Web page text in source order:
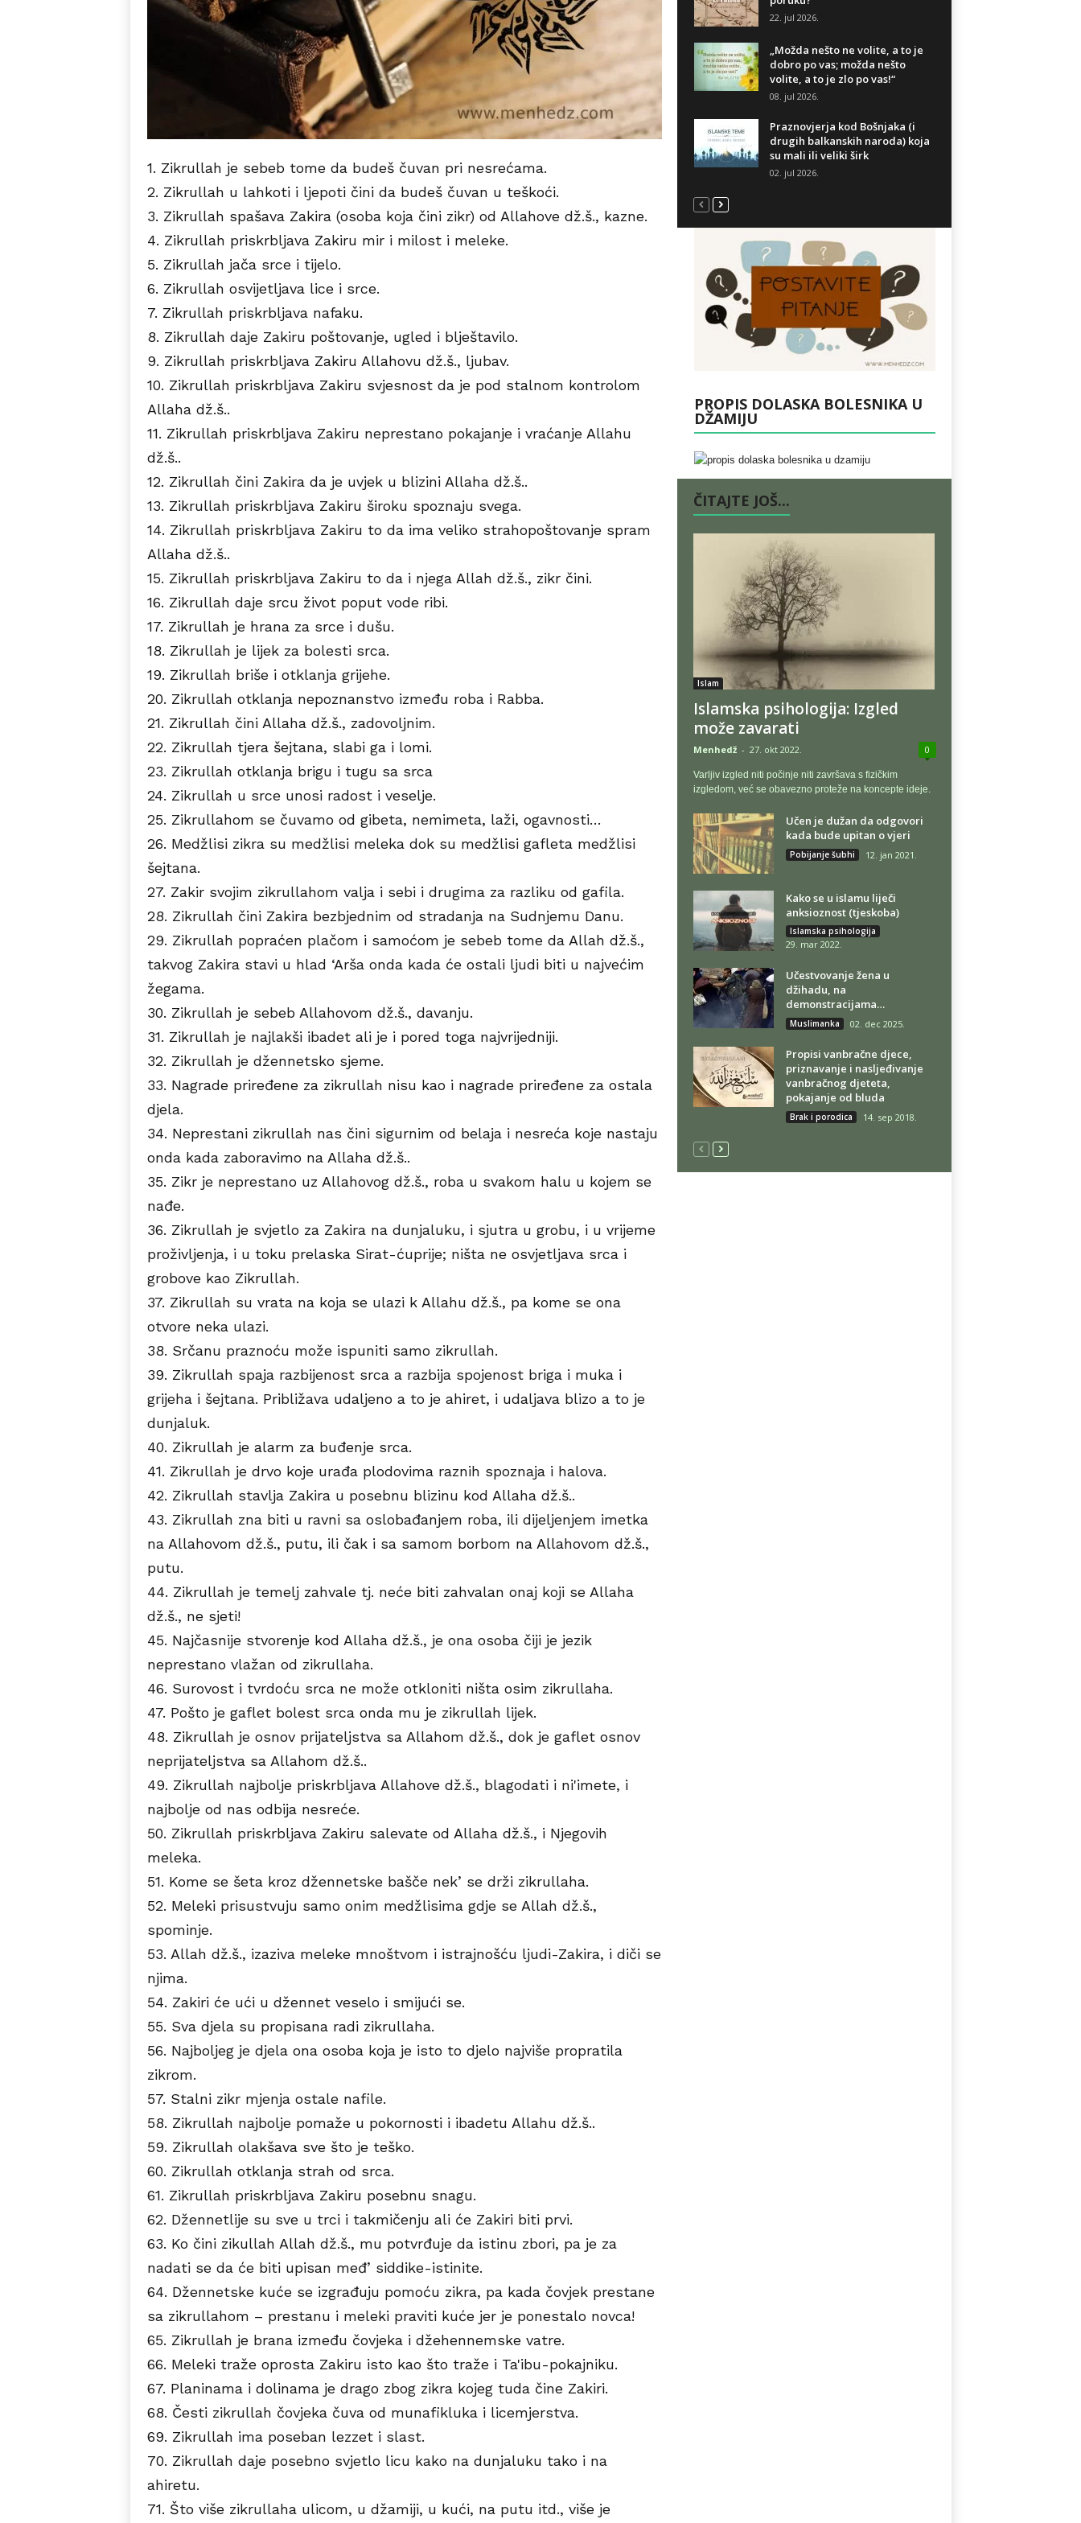
1. Zikrullah je sebeb tome da budeš čuvan pri nesrećama.
2. Zikrullah u lahkoti i ljepoti čini da budeš čuvan u teškoći.
3. Zikrullah spašava Zakira (osoba koja čini zikr) od Allahove dž.š., kazne.
4. Zikrullah priskrbljava Zakiru mir i milost i meleke.
5. Zikrullah jača srce i tijelo.
6. Zikrullah osvijetljava lice i srce.
7. Zikrullah priskrbljava nafaku.
8. Zikrullah daje Zakiru poštovanje, ugled i blještavilo.
9. Zikrullah priskrbljava Zakiru Allahovu dž.š., ljubav.
10. Zikrullah priskrbljava Zakiru svjesnost da je pod stalnom kontrolom
Allaha dž.š..
11. Zikrullah priskrbljava Zakiru neprestano pokajanje i vraćanje Allahu
dž.š..
12. Zikrullah čini Zakira da je uvjek u blizini Allaha dž.š..
13. Zikrullah priskrbljava Zakiru široku spoznaju svega.
14. Zikrullah priskrbljava Zakiru to da ima veliko strahopoštovanje spram
Allaha dž.š..
15. Zikrullah priskrbljava Zakiru to da i njega Allah dž.š., zikr čini.
16. Zikrullah daje srcu život poput vode ribi.
17. Zikrullah je hrana za srce i dušu.
18. Zikrullah je lijek za bolesti srca.
19. Zikrullah briše i otklanja grijehe.
20. Zikrullah otklanja nepoznanstvo između roba i Rabba.
21. Zikrullah čini Allaha dž.š., zadovoljnim.
22. Zikrullah tjera šejtana, slabi ga i lomi.
23. Zikrullah otklanja brigu i tugu sa srca
24. Zikrullah u srce unosi radost i veselje.
25. Zikrullahom se čuvamo od gibeta, nemimeta, laži, ogavnosti…
26. Medžlisi zikra su medžlisi meleka dok su medžlisi gafleta medžlisi
šejtana.
27. Zakir svojim zikrullahom valja i sebi i drugima za razliku od gafila.
28. Zikrullah čini Zakira bezbjednim od stradanja na Sudnjemu Danu.
29. Zikrullah popraćen plačom i samoćom je sebeb tome da Allah dž.š.,
takvog Zakira stavi u hlad ‘Arša onda kada će ostali ljudi biti u najvećim
žegama.
30. Zikrullah je sebeb Allahovom dž.š., davanju.
31. Zikrullah je najlakši ibadet ali je i pored toga najvrijedniji.
32. Zikrullah je džennetsko sjeme.
33. Nagrade priređene za zikrullah nisu kao i nagrade priređene za ostala
djela.
34. Neprestani zikrullah nas čini sigurnim od belaja i nesreća koje nastaju
onda kada zaboravimo na Allaha dž.š..
35. Zikr je neprestano uz Allahovog dž.š., roba u svakom halu u kojem se
nađe.
36. Zikrullah je svjetlo za Zakira na dunjaluku, i sjutra u grobu, i u vrijeme
proživljenja, i u toku prelaska Sirat-ćuprije; ništa ne osvjetljava srca i
grobove kao Zikrullah.
37. Zikrullah su vrata na koja se ulazi k Allahu dž.š., pa kome se ona
otvore neka ulazi.
38. Srčanu praznoću može ispuniti samo zikrullah.
39. Zikrullah spaja razbijenost srca a razbija spojenost briga i muka i
grijeha i šejtana. Približava udaljeno a to je ahiret, i udaljava blizo a to je
dunjaluk.
40. Zikrullah je alarm za buđenje srca.
41. Zikrullah je drvo koje urađa plodovima raznih spoznaja i halova.
42. Zikrullah stavlja Zakira u posebnu blizinu kod Allaha dž.š..
43. Zikrullah zna biti u ravni sa oslobađanjem roba, ili dijeljenjem imetka
na Allahovom dž.š., putu, ili čak i sa samom borbom na Allahovom dž.š.,
putu.
44. Zikrullah je temelj zahvale tj. neće biti zahvalan onaj koji se Allaha
dž.š., ne sjeti!
45. Najčasnije stvorenje kod Allaha dž.š., je ona osoba čiji je jezik
neprestano vlažan od zikrullaha.
46. Surovost i tvrdoću srca ne može otkloniti ništa osim zikrullaha.
47. Pošto je gaflet bolest srca onda mu je zikrullah lijek.
48. Zikrullah je osnov prijateljstva sa Allahom dž.š., dok je gaflet osnov
neprijateljstva sa Allahom dž.š..
49. Zikrullah najbolje priskrbljava Allahove dž.š., blagodati i ni'imete, i
najbolje od nas odbija nesreće.
50. Zikrullah priskrbljava Zakiru salevate od Allaha dž.š., i Njegovih
meleka.
51. Kome se šeta kroz džennetske bašče nek’ se drži zikrullaha.
52. Meleki prisustvuju samo onim medžlisima gdje se Allah dž.š.,
spominje.
53. Allah dž.š., izaziva meleke mnoštvom i istrajnošću ljudi-Zakira, i diči se
njima.
54. Zakiri će ući u džennet veselo i smijući se.
55. Sva djela su propisana radi zikrullaha.
56. Najboljeg je djela ona osoba koja je isto to djelo najviše propratila
zikrom.
57. Stalni zikr mjenja ostale nafile.
58. Zikrullah najbolje pomaže u pokornosti i ibadetu Allahu dž.š..
59. Zikrullah olakšava sve što je teško.
60. Zikrullah otklanja strah od srca.
61. Zikrullah priskrbljava Zakiru posebnu snagu.
62. Džennetlije su sve u trci i takmičenju ali će Zakiri biti prvi.
63. Ko čini zikullah Allah dž.š., mu potvrđuje da istinu zbori, pa je za
nadati se da će biti upisan međ’ siddike-istinite.
64. Džennetske kuće se izgrađuju pomoću zikra, pa kada čovjek prestane
sa zikrullahom – prestanu i meleki praviti kuće jer je ponestalo novca!
65. Zikrullah je brana između čovjeka i džehennemske vatre.
66. Meleki traže oprosta Zakiru isto kao što traže i Ta'ibu-pokajniku.
67. Planinama i dolinama je drago zbog zikra kojeg tuda čine Zakiri.
68. Česti zikrullah čovjeka čuva od munafikluka i licemjerstva.
69. Zikrullah ima poseban lezzet i slast.
70. Zikrullah daje posebno svjetlo licu kako na dunjaluku tako i na
ahiretu.
71. Što više zikrullaha ulicom, u džamiji, u kući, na putu itd., više je
22. jul 2026.
„Možda nešto ne volite, a to je
dobro po vas; možda nešto
volite, a to je zlo po vas!“
08. jul 2026.
Praznovjerja kod Bošnjaka (i
drugih balkanskih naroda) koja
su mali ili veliki širk
02. jul 2026.
PROPIS DOLASKA BOLESNIKA U
DŽAMIJU
ČITAJTE JOŠ...
Islam
Islamska psihologija: Izgled
može zavarati
Menhedž - 27. okt 2022. 0
Varljiv izgled niti počinje niti završava s fizičkim
izgledom, već se obavezno proteže na koncepte ideje.
Učen je dužan da odgovori
kada bude upitan o vjeri
Pobijanje šubhi 12. jan 2021.
Kako se u islamu liječi
anksioznost (tjeskoba)
Islamska psihologija
29. mar 2022.
Učestvovanje žena u
džihadu, na
demonstracijama…
Muslimanka 02. dec 2025.
Propisi vanbračne djece,
priznavanje i nasljeđivanje
vanbračnog djeteta,
pokajanje od bluda
Brak i porodica 14. sep 2018.